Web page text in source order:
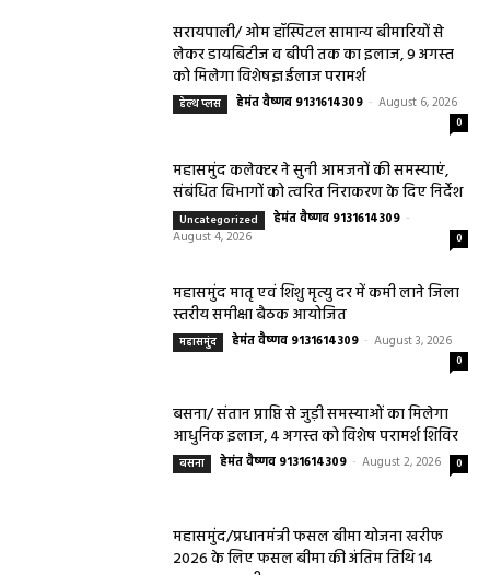
सरायपाली/ ओम हॉस्पिटल सामान्य बीमारियों से
लेकर डायबिटीज व बीपी तक का इलाज, 9 अगस्त
को मिलेगा विशेषज्ञ ईलाज परामर्श
हेल्थ प्लस हेमंत वैष्णव 9131614309 - August 6, 2026
0
महासमुंद कलेक्टर ने सुनी आमजनों की समस्याएं,
संबंधित विभागों को त्वरित निराकरण के दिए निर्देश
Uncategorized हेमंत वैष्णव 9131614309 -
August 4, 2026
0
महासमुंद मातृ एवं शिशु मृत्यु दर में कमी लाने जिला
स्तरीय समीक्षा बैठक आयोजित
महासमुंद हेमंत वैष्णव 9131614309 - August 3, 2026
0
बसना/ संतान प्राप्ति से जुड़ी समस्याओं का मिलेगा
आधुनिक इलाज, 4 अगस्त को विशेष परामर्श शिविर
बसना हेमंत वैष्णव 9131614309 - August 2, 2026 0
महासमुंद/प्रधानमंत्री फसल बीमा योजना खरीफ
2026 के लिए फसल बीमा की अंतिम तिथि 14